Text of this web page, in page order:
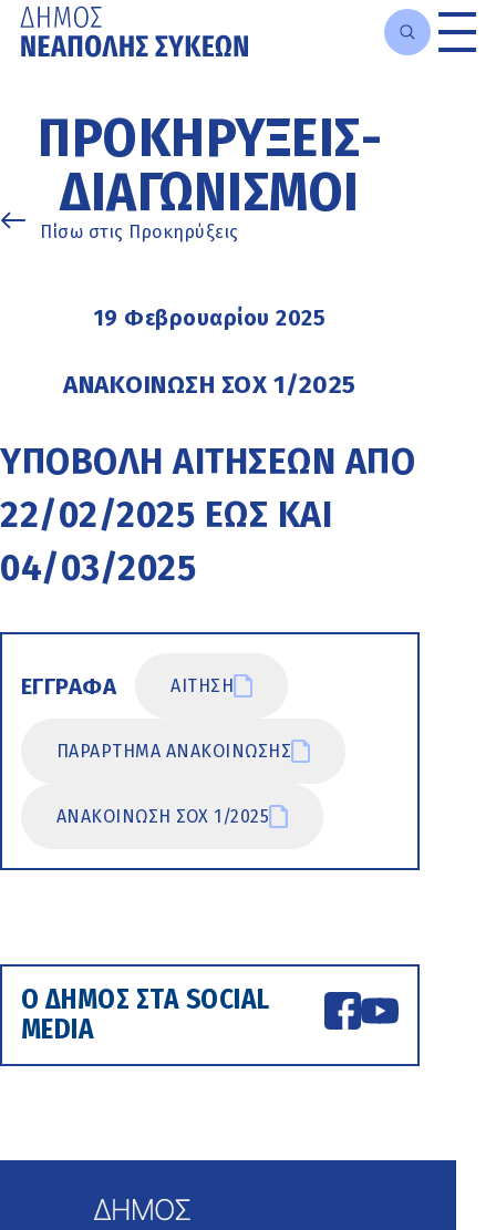
κυρίως
περιεχόμενο
ΠΡΟΚΗΡΎΞΕΙΣ-
ΔΙΑΓΩΝΙΣΜΟΊ
Πίσω στις Προκηρύξεις
19 Φεβρουαρίου 2025
ΑΝΑΚΟΙΝΩΣΗ ΣΟΧ 1/2025
ΥΠΟΒΟΛΗ ΑΙΤΗΣΕΩΝ ΑΠΟ
22/02/2025 ΕΩΣ ΚΑΙ
04/03/2025
ΕΓΓΡΑΦΑ ΑΙΤΗΣΗ
ΠΑΡΑΡΤΗΜΑ ΑΝΑΚΟΙΝΩΣΗΣ
ΑΝΑΚΟΙΝΩΣΗ ΣΟΧ 1/2025
Ο ΔΗΜΟΣ ΣΤΑ SOCIAL
MEDIA